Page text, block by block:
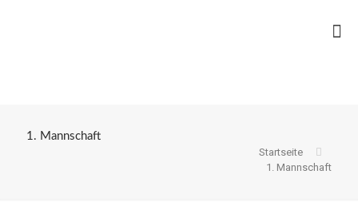
1. Mannschaft
Startseite
1. Mannschaft